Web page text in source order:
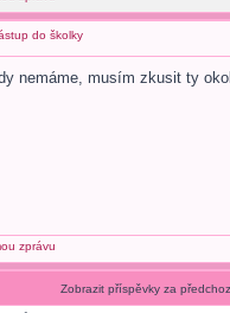
do školky
nemáme, musím zkusit ty
Zobrazit příspěvky za